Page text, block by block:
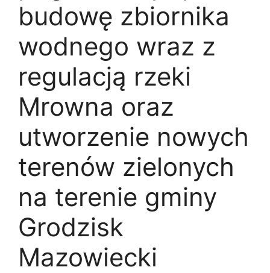
budowę zbiornika
wodnego wraz z
regulacją rzeki
Mrowna oraz
utworzenie nowych
terenów zielonych
na terenie gminy
Grodzisk
Mazowiecki